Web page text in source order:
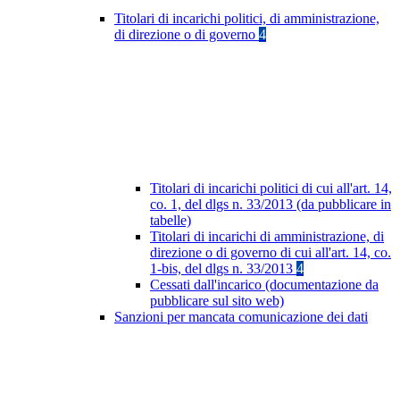
Titolari di incarichi politici, di amministrazione,
di direzione o di governo 4
Titolari di incarichi politici di cui all'art. 14,
co. 1, del dlgs n. 33/2013 (da pubblicare in
tabelle)
Titolari di incarichi di amministrazione, di
direzione o di governo di cui all'art. 14, co.
1-bis, del dlgs n. 33/2013 4
Cessati dall'incarico (documentazione da
pubblicare sul sito web)
Sanzioni per mancata comunicazione dei dati